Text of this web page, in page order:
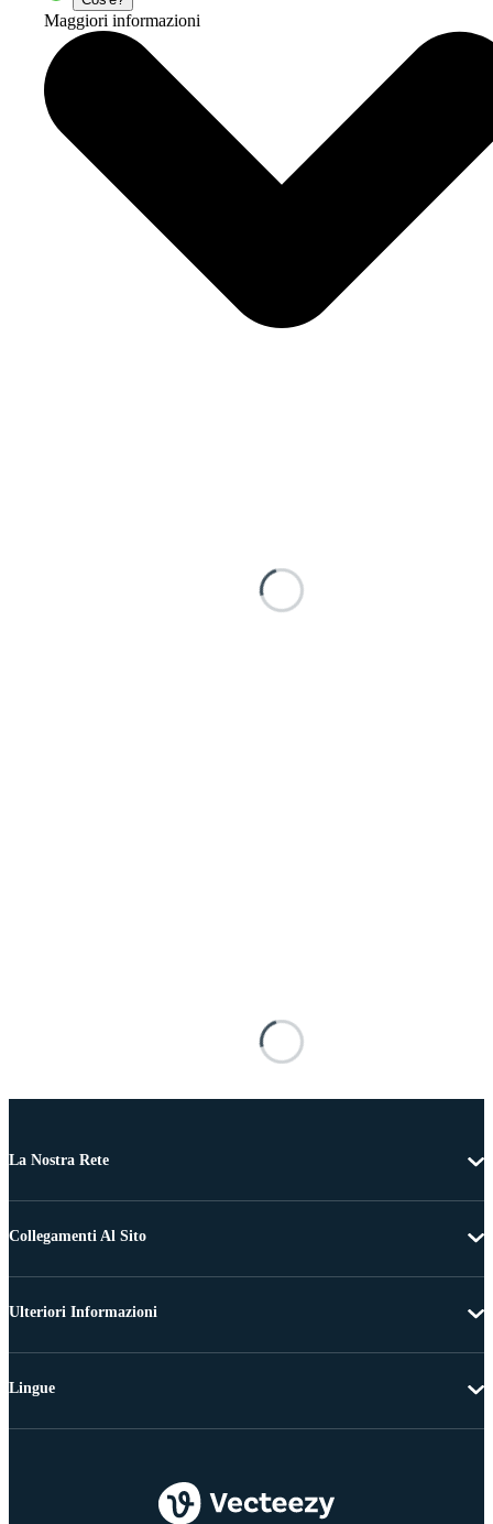
Maggiori informazioni
La Nostra Rete
Collegamenti Al Sito
Ulteriori Informazioni
Lingue